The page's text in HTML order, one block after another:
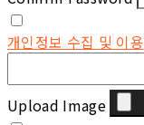
개인정보 수집 및 이용
Upload Image